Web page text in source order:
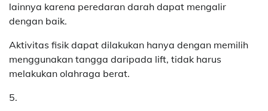
lainnya karena peredaran darah dapat mengalir
dengan baik.
Aktivitas fisik dapat dilakukan hanya dengan memilih
menggunakan tangga daripada lift, tidak harus
melakukan olahraga berat.
5.